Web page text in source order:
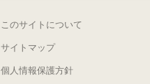
このサイトについて
サイトマップ
個人情報保護方針